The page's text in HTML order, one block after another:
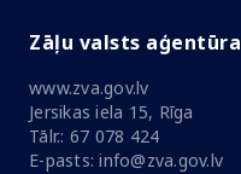
Zāļu valsts aģentūra
www.zva.gov.lv
Jersikas iela 15, Rīga
Tālr.: 67 078 424
E-pasts: info@zva.gov.lv